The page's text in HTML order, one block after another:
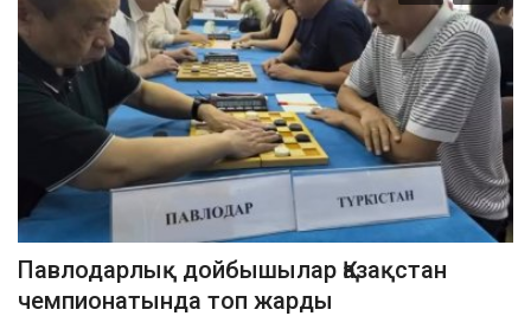
Павлодарлық дойбышылар Қазақстан
чемпионатында топ жарды